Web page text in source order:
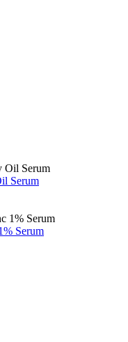
Serum
Serum